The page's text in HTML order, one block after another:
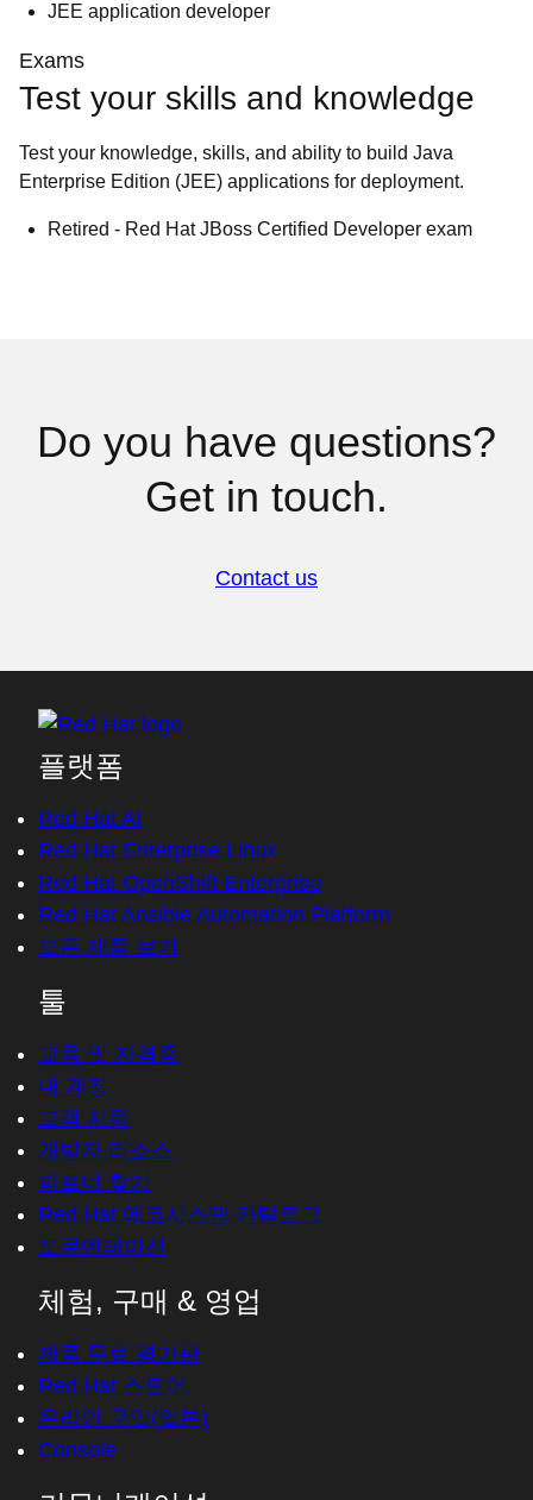
JEE application developer
Exams
Test your skills and knowledge
Test your knowledge, skills, and ability to build Java
Enterprise Edition (JEE) applications for deployment.
Retired - Red Hat JBoss Certified Developer exam
Do you have questions?
Get in touch.
Contact us
플랫폼
Red Hat AI
Red Hat Enterprise Linux
Red Hat OpenShift Enterprise
Red Hat Ansible Automation Platform
모든 제품 보기
툴
교육 및 자격증
내 계정
고객 지원
개발자 리소스
파트너 찾기
Red Hat 에코시스템 카탈로그
도큐멘테이션
체험, 구매 & 영업
제품 무료 평가판
Red Hat 스토어
온라인 구입(일본)
Console